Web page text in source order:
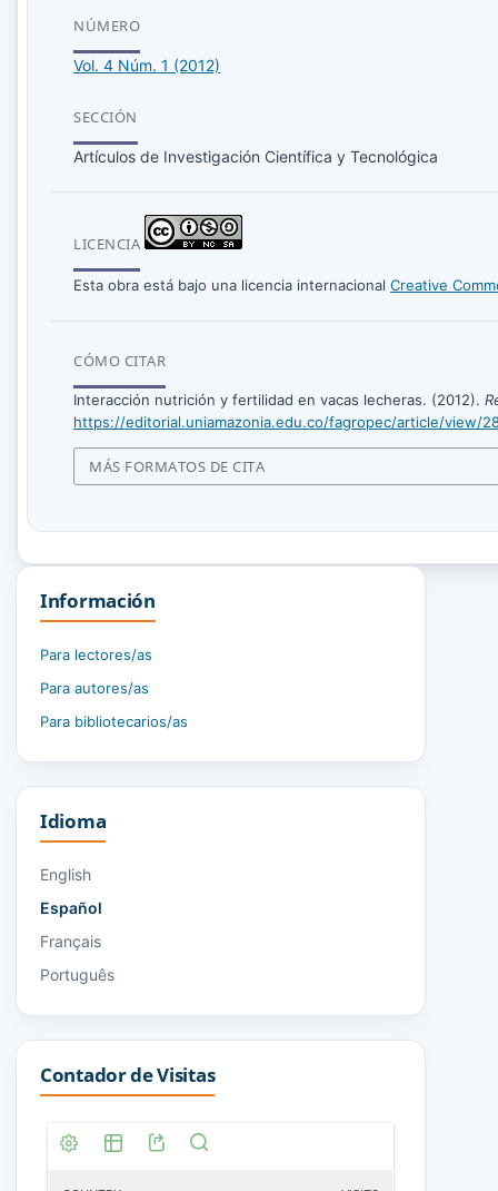
NÚMERO
Vol. 4 Núm. 1 (2012)
SECCIÓN
Artículos de Investigación Científica y Tecnológica
LICENCIA
Esta obra está bajo una licencia internacional Creative
CÓMO CITAR
Interacción nutrición y fertilidad en vacas lecheras. (2012).
https://editorial.uniamazonia.edu.co/fagropec/article/view/
MÁS FORMATOS DE CITA
Información
Para lectores/as
Para autores/as
Para bibliotecarios/as
Idioma
English
Español
Français
Português
Contador de Visitas